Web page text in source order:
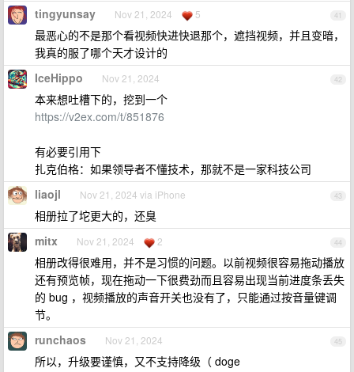
41
tingyunsay Nov 21, 2024 5
最恶心的不是那个看视频快进快退那个，遮挡视频，并且变暗，
我真的服了哪个天才设计的
42
IceHippo Nov 21, 2024
本来想吐槽下的，挖到一个
https://v2ex.com/t/851876
有必要引用下
扎克伯格：如果领导者不懂技术，那就不是一家科技公司
43
liaojl Nov 21, 2024 via iPhone
相册拉了坨更大的，还臭
44
mitx Nov 21, 2024 2
相册改得很难用，并不是习惯的问题。以前视频很容易拖动播放
还有预览帧，现在拖动一下很费劲而且容易出现当前进度条丢失
的 bug ，视频播放的声音开关也没有了，只能通过按音量键调
节。
45
runchaos Nov 21, 2024
所以，升级要谨慎，又不支持降级（ doge